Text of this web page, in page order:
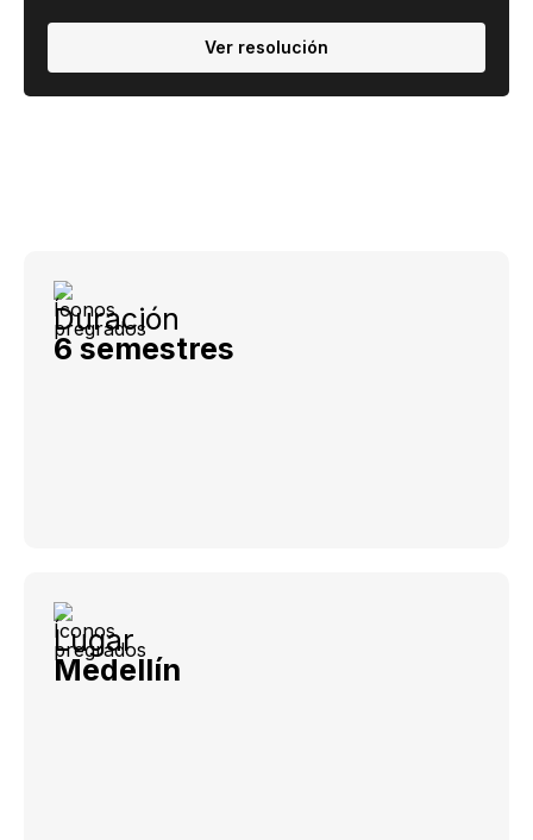
Ver resolución
Duración
6 semestres
Lugar
Medellín